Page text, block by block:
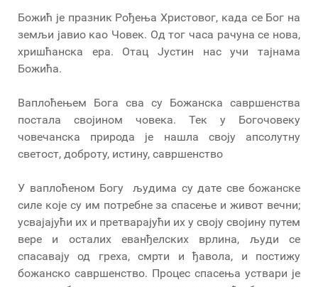
Божић је празник Рођења Христовог, када се Бог на
земљи јавио као Човек. Од тог часа рачуна се нова,
хришћанска ера. Отац Јустин нас учи тајнама
Божића.
Ваплоћењем Бога сва су Божанска савршенства
постала својином човека. Тек у Богочовеку
човечанска природа је нашла своју апсолутну
светост, доброту, истину, савршенство
У ваплоћеном Богу људима су дате све божанске
силе које су им потребне за спасење и живот вечни;
усвајајући их и претварајући их у своју својину путем
вере и осталих еванђелских врлина, људи се
спасавају од греха, смрти и ђавола, и постижу
божанско савршенство. Процес спасења уствари је